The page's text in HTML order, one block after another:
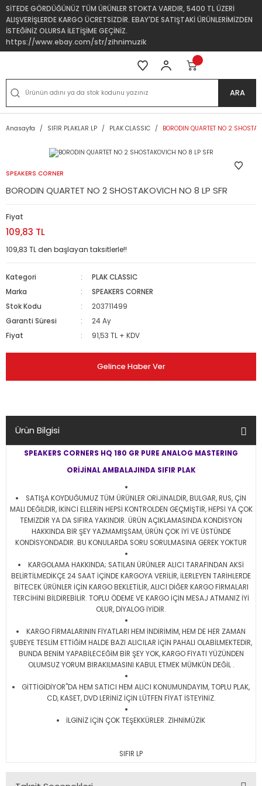
SİTEDE GÖRDÜĞÜNÜZ TÜM ÜRÜNLER STOKTA VARDIR, 5400 TL ÜZERİ
ALIŞVERİŞLERDE KARGO ÜCRETSİZDİR. EBAY'DE SATIŞTAKİ ÜRÜNLERİMİZDEN
İSTEĞİNİZ OLURSA İLETİŞİME GEÇİNİZ.
https://www.ebay.com/str/zihnimuzik
ARA
Anasayfa SIFIR PLAKLAR LP PLAK CLASSIC BORODIN QUARTET NO 2
SPEAKERS CORNER
BORODIN QUARTET NO 2 SHOSTAKOVICH NO 8 LP SFR
Fiyat
109,83 TL
109,83 TL den başlayan taksitlerle!!
Kategori
PLAK CLASSIC
Marka
SPEAKERS CORNER
Stok Kodu
203711499
Garanti Süresi
24 Ay
Fiyat
91,53 TL + KDV
Gelince Haber Ver
Ürün Bilgisi
SPEAKERS CORNERS HQ 180 GR PURE ANALOG MASTERING
ORİJİNAL AMBALAJINDA SIFIR PLAK
SATIŞA KOYDUĞUMUZ TÜM ÜRÜNLER ORİJİNALDİR, BULGAR, RUS, ÇİN
MALI DEĞİLDİR, İKİNCİ ELLERİN HEPSİ KONTROLDEN GEÇMİŞTİR, HEPSİ YA ÇOK
TEMİZDİR YA DA SIFIRA YAKINDIR. ÜRÜN AÇIKLAMASINDA KONDİSYON
HAKKINDA BİR ŞEY YAZMAMIŞSAM, ÜRÜN ÇOK İYİ VE ÜSTÜNDE
KONDİSYONDADIR. BU KONULARDA SORU SORULMASINA GEREK YOKTUR
KARGOLAMA HAKKINDA; SATILAN ÜRÜNLER ALICI TARAFINDAN AKSİ
BELİRTİLMEDİKÇE 24 SAAT İÇİNDE KARGOYA VERİLİR, İLERLEYEN TARİHLERDE
BİTECEK ÜRÜNLER İÇİN KARGO BEKLETİLİR, ALICI DİĞER KARGO FİRMALARI
TERCİHİNİ BİLDİREBİLİR. TOPLU ÖDEME VE KARGO İÇİN MESAJ ATMANIZ İYİ
OLUR, DİYALOG İYİDİR.
KARGO FİRMALARININ FİYATLARI HEM İNDİRİMİM, HEM DE HER ZAMAN
ŞUBEYE TESLİM ETTİĞİM HALDE BAZI ALICILAR İÇİN PAHALI OLABİLMEKTEDİR,
BUNDA BENİM YAPABİLECEĞİM BİR ŞEY YOK, KARGO FİYATI YÜZÜNDEN
OLUMSUZ YORUM BIRAKILMASINI KABUL ETMEK MÜMKÜN DEĞİL .
GİTTİGİDİYOR"DA HEM SATICI HEM ALICI KONUMUNDAYIM, TOPLU PLAK,
CD, KASET, DVD LERİNİZ İÇİN LÜTFEN FİYAT İSTEYİNİZ.
İLGİNİZ İÇİN ÇOK TEŞEKKÜRLER. ZİHNİMÜZİK
SIFIR LP